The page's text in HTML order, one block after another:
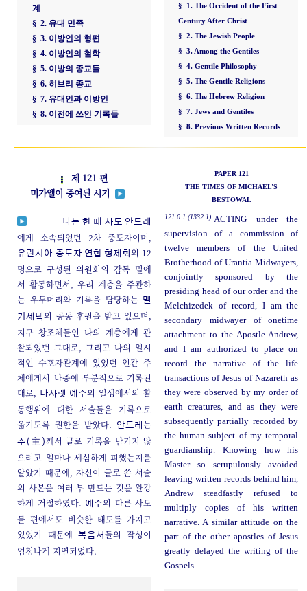
계
§ 2. 유대 민족
§ 3. 이방인의 형편
§ 4. 이방인의 철학
§ 5. 이방의 종교들
§ 6. 히브리 종교
§ 7. 유대인과 이방인
§ 8. 이전에 쓰인 기록들
§ 1. The Occident of the First
Century After Christ
§ 2. The Jewish People
§ 3. Among the Gentiles
§ 4. Gentile Philosophy
§ 5. The Gentile Religions
§ 6. The Hebrew Religion
§ 7. Jews and Gentiles
§ 8. Previous Written Records
제 121 편
미가엘이 증여된 시기
PAPER 121
THE TIMES OF MICHAEL’S
BESTOWAL
나는 한 때 사도 안드레
에게 소속되었던 2차 중도자이며,
유란시아 중도자 연합 형제회의 12
명으로 구성된 위원회의 감독 밑에
서 활동하면서, 우리 계층을 주관하
는 우두머리와 기록을 담당하는 멜
기세덱의 공동 후원을 받고 있으며,
지구 창조체들인 나의 계층에게 관
찰되었던 그대로, 그리고 나의 일시
적인 수호자관계에 있었던 인간 주
체에게서 나중에 부분적으로 기록된
대로, 나사렛 예수의 일생에서의 활
동행위에 대한 서술들을 기록으로
옮기도록 권한을 받았다.
안드레는
주(主)께서 글로 기록을 남기지 않
으려고 얼마나 세심하게 피했는지를
알았기 때문에, 자신이 글로 쓴 서술
의 사본을 여러 부 만드는 것을 완강
하게 거절하였다. 예수의 다른 사도
들 편에서도 비슷한 태도를 가지고
있었기 때문에
복음서 들의 작성이
엄청나게 지연되었다.
121:0.1 (1332.1) ACTING under the
supervision of a commission of
twelve members of the United
Brotherhood of Urantia Midwayers,
conjointly sponsored by the
presiding head of our order and the
Melchizedek of record, I am the
secondary midwayer of onetime
attachment to the Apostle Andrew,
and I am authorized to place on
record the narrative of the life
transactions of Jesus of Nazareth as
they were observed by my order of
earth creatures, and as they were
subsequently partially recorded by
the human subject of my temporal
guardianship. Knowing how his
Master so scrupulously avoided
leaving written records behind him,
Andrew steadfastly refused to
multiply copies of his written
narrative. A similar attitude on the
part of the other apostles of Jesus
greatly delayed the writing of the
Gospels.